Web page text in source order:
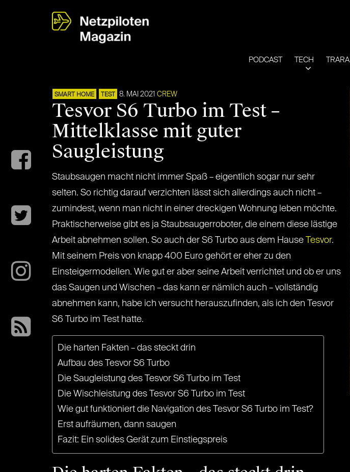
PODCAST TECH TRARA
SMART HOME TEST 8. MAI 2021 CREW
Tesvor S6 Turbo im Test –
Mittelklasse mit guter
Saugleistung
Staubsaugen macht nicht immer Spaß – eigentlich sogar nur sehr
selten. So richtig darauf verzichten lässt sich allerdings auch nicht –
zumindest, wenn man nicht in einer dreckigen Wohnung leben möchte.
Praktischerweise gibt es ja Staubsaugerroboter, die einem diese lästige
Arbeit abnehmen sollen. So auch der S6 Turbo aus dem Hause Tesvor.
Mit seinem Preis von knapp 400 Euro gehört er eher zu den
Einsteigermodellen. Wie gut er aber seine Arbeit verrichtet und ob er uns
das Saugen und Wischen – das kann er nämlich auch – vollständig
abnehmen kann, habe ich versucht herauszufinden, als ich den Tesvor
S6 Turbo im Test hatte.
Die harten Fakten – das steckt drin
Aufbau des Tesvor S6 Turbo
Die Saugleistung des Tesvor S6 Turbo im Test
Die Wischleistung des Tesvor S6 Turbo im Test
Wie gut funktioniert die Navigation des Tesvor S6 Turbo im Test?
Erst aufräumen, dann saugen
Fazit: Ein solides Gerät zum Einstiegspreis